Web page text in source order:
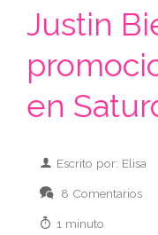
Justin
en
Escrito por: Elisa
8 Comentarios
1 minuto